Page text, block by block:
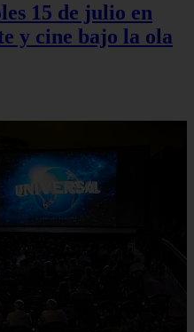
15 de julio en
y cine bajo la ola